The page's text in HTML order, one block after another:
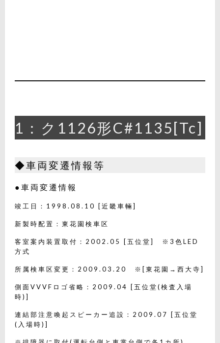
1：ク1126形C#1135[Tc]
◆車両変遷情報等
●車両変遷情報
竣工日：1998.08.10 [近畿車輛]
新製時配置：東花園検車区
客室案内装置取付：2002.05 [五位堂] ※3色LED
方式
所属検車区変更：2009.03.20 ※[東花園→西大寺]
側面VVVFロゴ省略：2009.04 [五位堂(検査入場
時)]
連結部注意喚起スピーカー追設：2009.07 [五位堂
(入場時)]